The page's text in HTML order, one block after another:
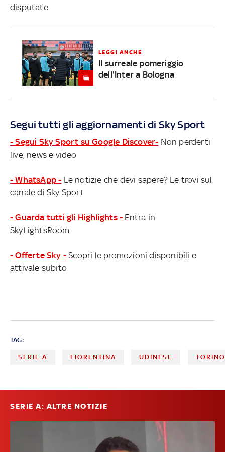
disputate.
LEGGI ANCHE
Il surreale pomeriggio
dell'Inter a Bologna
Segui tutti gli aggiornamenti di Sky Sport
- Segui Sky Sport su Google Discover- Non perderti
live, news e video
- WhatsApp - Le notizie che devi sapere? Le trovi sul
canale di Sky Sport
- Guarda tutti gli Highlights - Entra in
SkyLightsRoom
- Offerte Sky - Scopri le promozioni disponibili e
attivale subito
TAG:
SERIE A FIORENTINA UDINESE TORINO
SERIE A: ALTRE NOTIZIE